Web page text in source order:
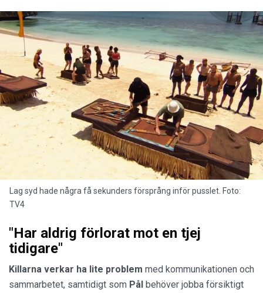
Lag syd hade några få sekunders försprång inför pusslet. Foto:
TV4
"Har aldrig förlorat mot en tjej
tidigare"
Killarna verkar ha lite problem med kommunikationen och
sammarbetet, samtidigt som Pål behöver jobba försiktigt